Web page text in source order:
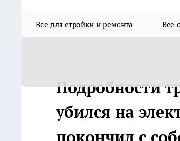
Все для стройки и ремонта Все
Подробности
убился на
покончил с